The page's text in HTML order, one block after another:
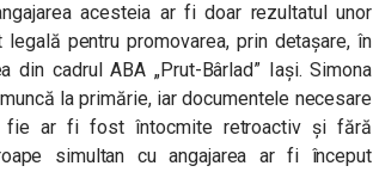
acesteia ar fi doar rezultatul unor
pentru promovarea, prin detașare, în
cadrul ABA „Prut-Bârlad” Iași. Simona
la primărie, iar documentele necesare
fie ar fi fost întocmite retroactiv și fără
simultan cu angajarea ar fi început